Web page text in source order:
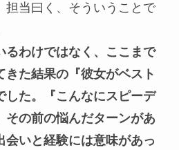
担当曰く、そういうことで
るわけではなく、ここまで
きた結果の『彼女がベスト
した。『こんなにスピーデ
その前の悩んだターンがあ
会いと経験には意味があっ